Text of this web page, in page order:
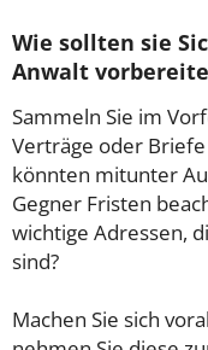
Wie sollten sie
Anwalt
Sammeln Sie im
Verträge oder
könnten mitunter
Gegner Fristen
wichtige Adressen,
sind?
Machen Sie sich